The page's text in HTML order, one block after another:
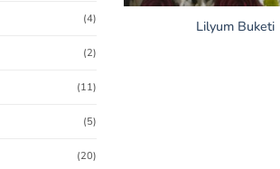
(4)
(2)
(11)
(5)
(20)
Lilyum Buketi